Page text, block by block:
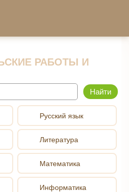
РАБОТЫ И
Русский язык
Литература
Математика
Информатика